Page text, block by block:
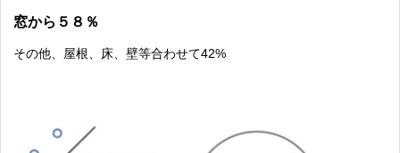
窓から５８％
その他、屋根、床、壁等合わせて42%